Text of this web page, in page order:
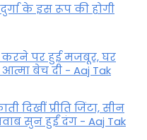
दुर्गा के इस रूप की होगी
करने पर हुई मजबूर, घर
बेच दी - Aaj Tak
दिखीं प्रीति जिंटा, सीन
सुन हुईं दंग - Aaj Tak